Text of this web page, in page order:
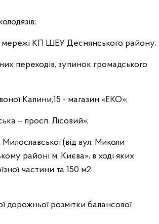
мережі КП ШЕУ Деснянського району;
переходів, зупинок громадського
Калини,15 - магазин «ЕКО»;
– просп. Лісовий»;
(від вул. Миколи
районі м. Києва», в ході яких
частини та 150 м2
розмітки балансової